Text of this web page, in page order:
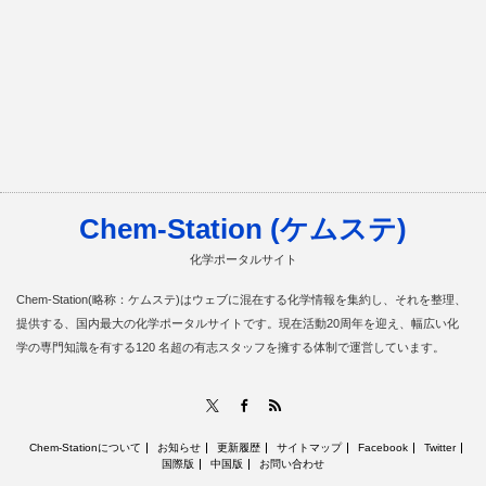
Chem-Station (ケムステ)
化学ポータルサイト
Chem-Station(略称：ケムステ)はウェブに混在する化学情報を集約し、それを整理、
提供する、国内最大の化学ポータルサイトです。現在活動20周年を迎え、幅広い化
学の専門知識を有する120 名超の有志スタッフを擁する体制で運営しています。
Facebook
Chem-Stationについて お知らせ 更新履歴 サイトマップ Facebook
Twitter
国際版
中国版 お問い合わせ